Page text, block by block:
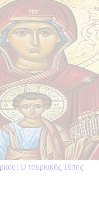
Ο τουρκικός Τύπος